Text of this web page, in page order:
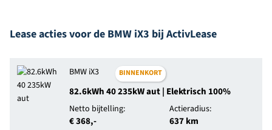
Lease acties voor de BMW iX3 bij ActivLease
BMW iX3 BINNENKORT
82.6kWh 40 235kW aut | Elektrisch 100%
Netto bijtelling:
€ 368,-
Actieradius:
637 km